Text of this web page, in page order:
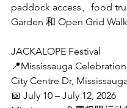
paddock access、food
Garden 和 Open Grid Walk
JACKALOPE Festival
📍Mississauga
City Centre Dr,
📅 July 10 – July 12, 2026